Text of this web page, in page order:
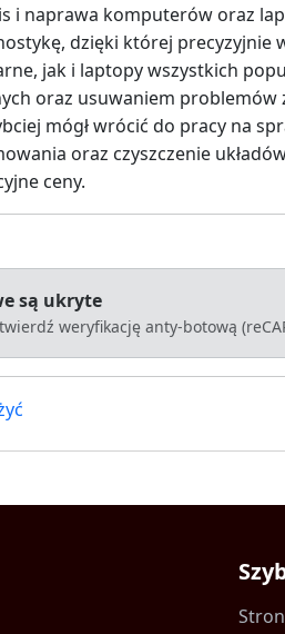
i naprawa komputerów oraz
dzięki której
jak i laptopy wszystkich
oraz usuwaniem problemów
mógł wrócić do pracy na
oraz czyszczenie
ceny.
są ukryte
weryfikację anty-botową